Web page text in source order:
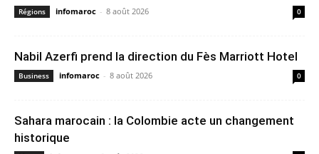
Régions infomaroc - 8 août 2026 0
Nabil Azerfi prend la direction du Fès Marriott Hotel
Business infomaroc - 8 août 2026 0
Sahara marocain : la Colombie acte un changement
historique